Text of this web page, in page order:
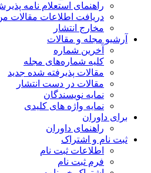
راهنمای استعلام نامه پذیرش
دریافت اطلاعات مقالات من
مخارج انتشار
آرشیو مجله و مقالات
آخرین شماره
کلیه شماره‌های مجله
مقالات پذیرفته شده جدید
مقالات در دست انتشار
نمایه نویسندگان
نمایه واژه های کلیدی
برای داوران
راهنمای داوران
ثبت نام و اشتراک
اطلاعات ثبت نام
فرم ثبت نام